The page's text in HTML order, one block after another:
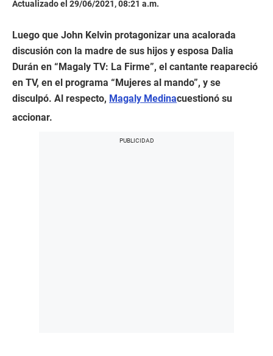
Actualizado el 29/06/2021, 08:21 a.m.
Luego que John Kelvin protagonizar una acalorada
discusión con la madre de sus hijos y esposa Dalia
Durán en “Magaly TV: La Firme”, el cantante reapareció
en TV, en el programa “Mujeres al mando”, y se
disculpó. Al respecto, Magaly Medinacuestionó su
accionar.